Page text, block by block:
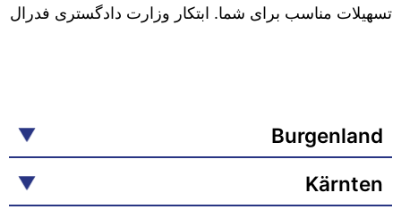
تسهیلات مناسب برای شما. ابتکار وزارت دادگستری فدرال
Burgenland
Kärnten